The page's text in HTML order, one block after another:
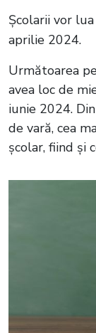
Școlarii vor
aprilie 2024.
Următoarea
avea loc de
iunie 2024.
de vară, cea
școlar, fiind și